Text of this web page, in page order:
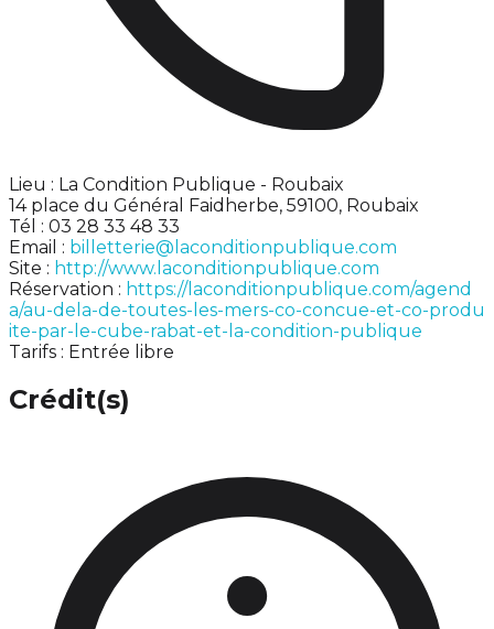
Lieu : La Condition Publique - Roubaix
14 place du Général Faidherbe, 59100, Roubaix
Tél : 03 28 33 48 33
Email : billetterie@laconditionpublique.com
Site : http://www.laconditionpublique.com
Réservation : https://laconditionpublique.com/agend
a/au-dela-de-toutes-les-mers-co-concue-et-co-produ
ite-par-le-cube-rabat-et-la-condition-publique
Tarifs : Entrée libre
Crédit(s)